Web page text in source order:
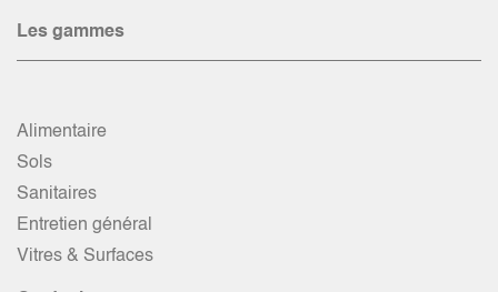
Les gammes
Alimentaire
Sols
Sanitaires
Entretien général
Vitres & Surfaces